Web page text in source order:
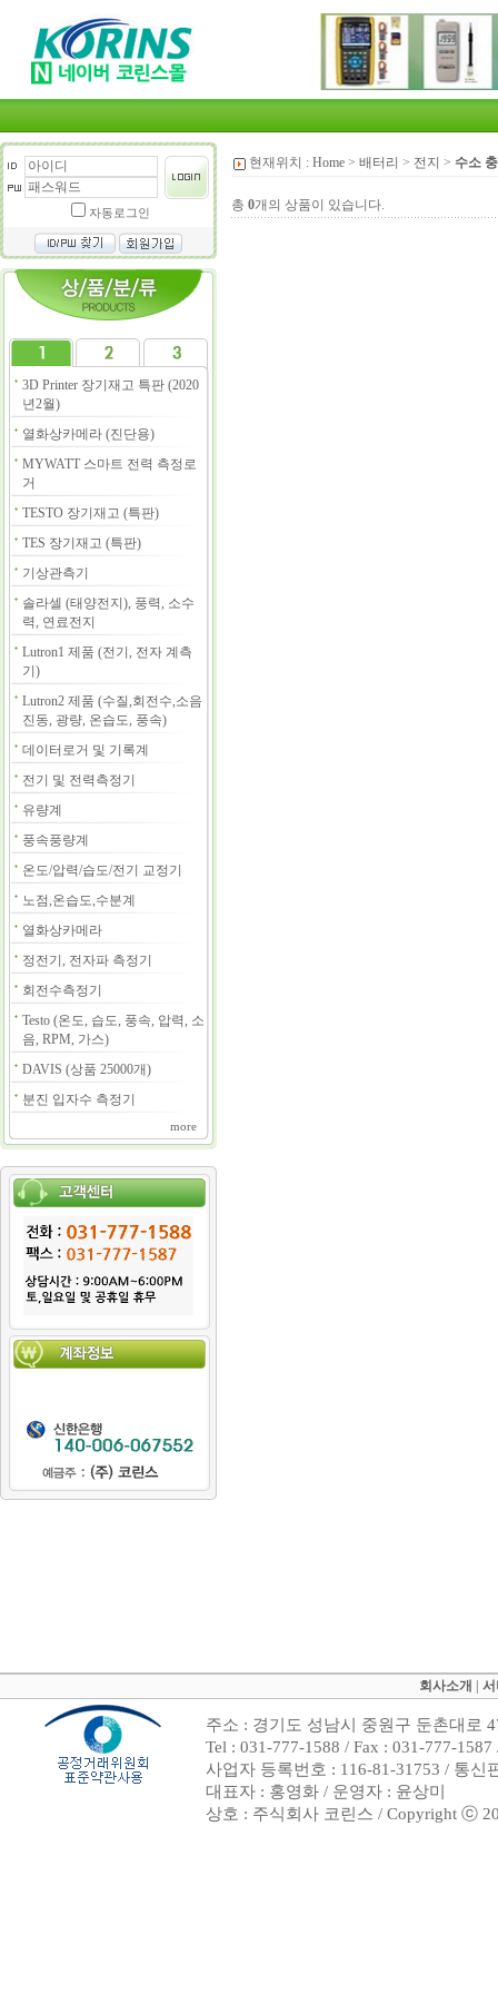
자동로그인
3D Printer 장기재고 특판 (2020
년2월)
열화상카메라 (진단용)
MYWATT 스마트 전력 측정로
거
TESTO 장기재고 (특판)
TES 장기재고 (특판)
기상관측기
솔라셀 (태양전지), 풍력, 소수
력, 연료전지
Lutron1 제품 (전기, 전자 계측
기)
Lutron2 제품 (수질,회전수,소음
진동, 광량, 온습도, 풍속)
데이터로거 및 기록계
전기 및 전력측정기
유량계
풍속풍량계
온도/압력/습도/전기 교정기
노점,온습도,수분계
열화상카메라
정전기, 전자파 측정기
회전수측정기
Testo (온도, 습도, 풍속, 압력, 소
음, RPM, 가스)
DAVIS (상품 25000개)
분진 입자수 측정기
more
현재위치 : Home > 배터리 > 전지 > 수소
총 0개의 상품이 있습니다.
회사소개
주소 : 경기도 성남시 중원구 둔촌대로
Tel : 031-777-1588 / Fax : 031-777-
사업자 등록번호 : 116-81-31753 / 통신
대표자 : 홍영화 / 운영자 : 윤상미
상호 : 주식회사 코린스 / Copyright ⓒ